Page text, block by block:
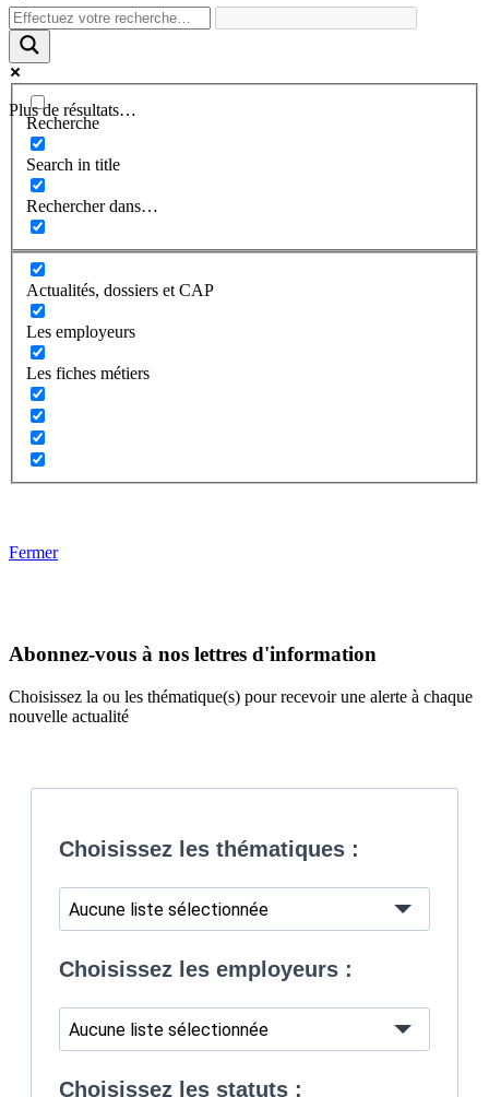
Plus de résultats…
Recherche
Search in title
Rechercher dans…
Actualités, dossiers et CAP
Les employeurs
Les fiches métiers
Fermer
Abonnez-vous à nos lettres d'information
Choisissez la ou les thématique(s) pour recevoir une alerte à chaque
nouvelle actualité